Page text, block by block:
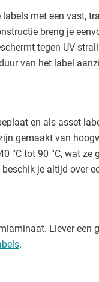
met een vast,
breng je
tegen UV-
van het label
en als asset
gemaakt van
°C tot 90 °C, wat ze
je altijd over
Liever een
.